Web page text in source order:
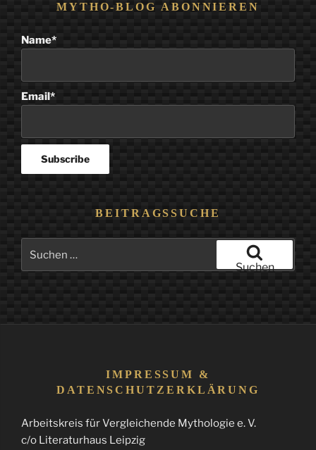
MYTHO-BLOG ABONNIEREN
Name*
Email*
BEITRAGSSUCHE
nach:
Suchen
IMPRESSUM &
DATENSCHUTZERKLÄRUNG
Arbeitskreis für Vergleichende Mythologie e. V.
c/o Literaturhaus Leipzig